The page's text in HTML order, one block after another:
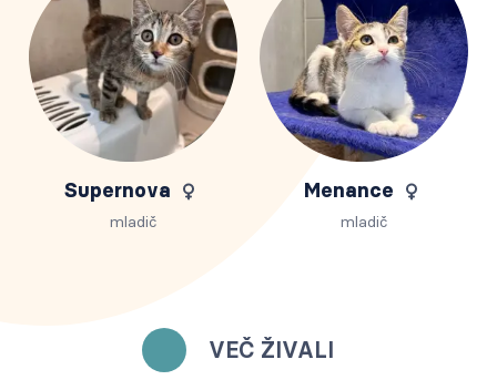
VEČ ŽIVALI
Supernova
mladič
Menance
mladič